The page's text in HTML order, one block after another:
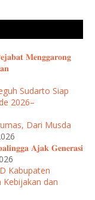
𝐌𝐞𝐧𝐠𝐠𝐚𝐫𝐨𝐧𝐠
Sudarto Siap
2026–
Dari Musda
𝐀𝐣𝐚𝐤 𝐆𝐞𝐧𝐞𝐫𝐚𝐬𝐢
Kabupaten
Kebijakan dan